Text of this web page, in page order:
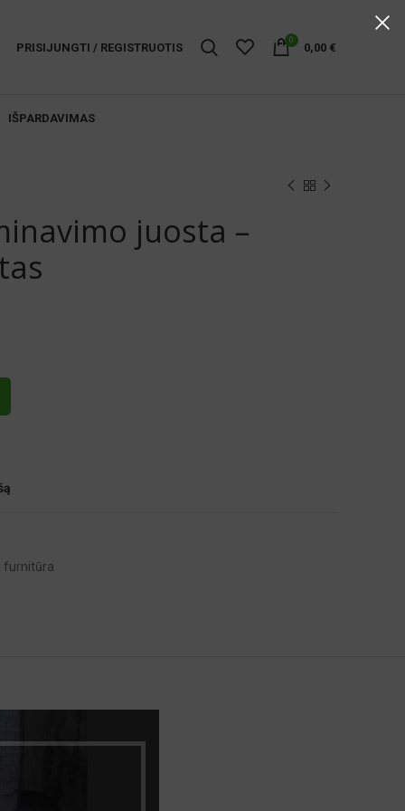
PRISIJUNGTI / REGISTRUOTIS
0
0,00 €
IŠPARDAVIMAS
juosta –
furnitūra